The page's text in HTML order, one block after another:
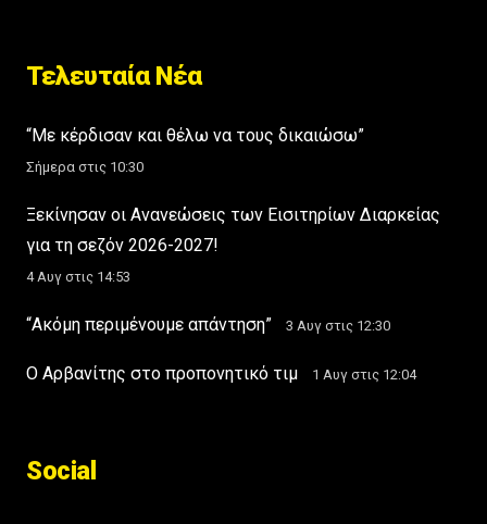
Τελευταία Νέα
“Με κέρδισαν και θέλω να τους δικαιώσω”
Σήμερα στις 10:30
Ξεκίνησαν οι Ανανεώσεις των Εισιτηρίων Διαρκείας
για τη σεζόν 2026-2027!
4 Αυγ στις 14:53
“Ακόμη περιμένουμε απάντηση” 3 Αυγ στις 12:30
Ο Αρβανίτης στο προπονητικό τιμ 1 Αυγ στις 12:04
Social